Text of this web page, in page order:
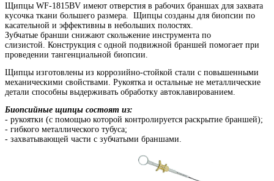
Щипцы WF-1815BV имеют отверстия в рабочих браншах для захвата
кусочка ткани большего размера. Щипцы созданы для биопсии по
касательной и эффективны в небольших полостях.
Зубчатые бранши снижают скольжение инструмента по
слизистой. Конструкция с одной подвижной браншей помогает при
проведении тангенциальной биопсии.
Щипцы изготовлены из коррозийно-стойкой стали с повышенными
механическими свойствами. Рукоятка и остальные не металлические
детали способны выдерживать обработку автоклавированием.
Биопсийные щипцы состоят из:
- рукоятки (с помощью которой контролируется раскрытие браншей);
- гибкого металлического тубуса;
- захватывающей части с зубчатыми браншами.